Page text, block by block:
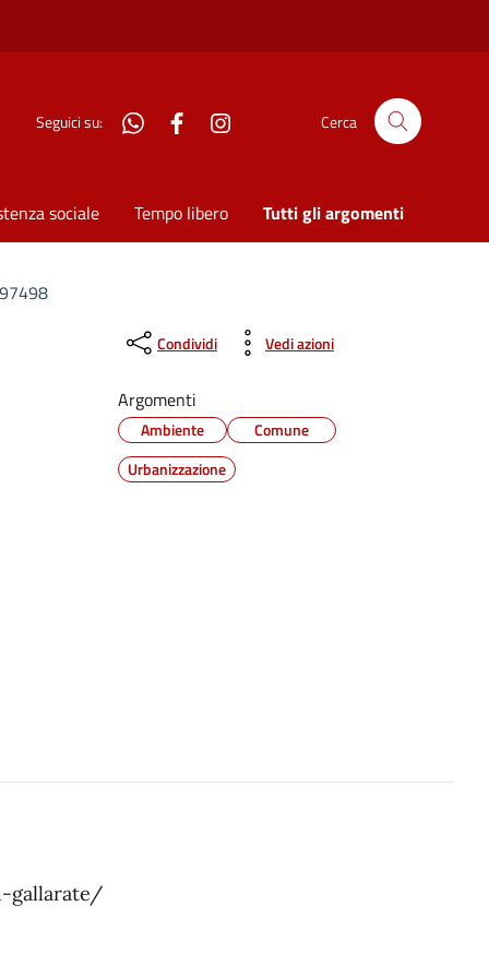
Seguici su: WhatsAppFacebook Cerca
sociale Tempo libero Tutti gli argomenti
Condividi Vedi azioni
Argomenti
Ambiente
Comune
Urbanizzazione
gallarate/